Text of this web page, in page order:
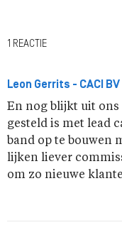
1 REACTIE
Leon Gerrits - CACI BV
En nog blijkt uit ons
gesteld is met lead
band op te bouwen
lijken liever
om zo nieuwe